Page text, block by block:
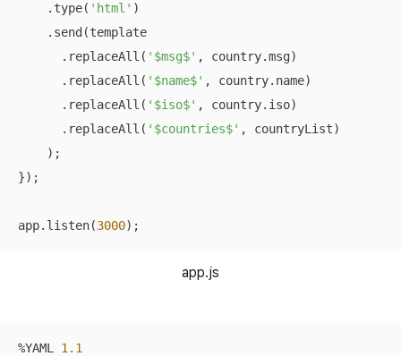
    .type(
'html' )
    .send(template
      .replaceAll(
'$msg$' , country.msg)
      .replaceAll(
'$name$' , country.name)
      .replaceAll(
'$iso$' , country.iso)
      .replaceAll(
'$countries$' , countryList)
    );
});
app.listen(3000);
app.js
%YAML 1.1